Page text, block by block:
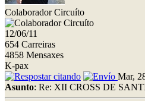
Colaborador Circuíto
12/06/11
654 Carreiras
4858 Mensaxes
K-pax
Mar,
Asunto: Re: XII CROSS DE